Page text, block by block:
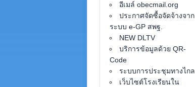
อีเมล์ obecmail.org
ประกาศจัดซื้อจัดจ้างจาก
ระบบ e-GP สพฐ.
NEW DLTV
บริการข้อมูลด้วย QR-
Code
ระบบการประชุมทางไกล
เว็บไซต์โรงเรียนใน